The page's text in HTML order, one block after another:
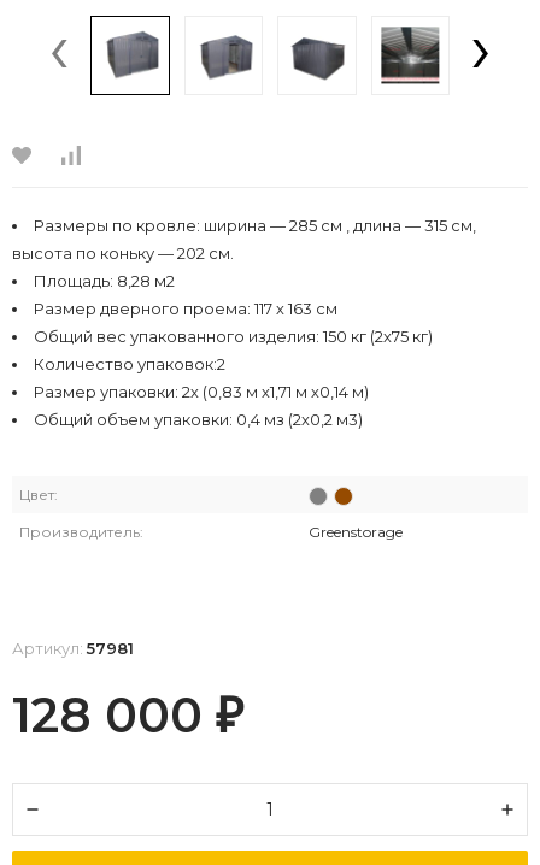
‹ ›
Размеры по кровле: ширина — 285 см , длина — 315 см,
высота по коньку — 202 см.
Площадь: 8,28 м2
Размер дверного проема: 117 х 163 см
Общий вес упакованного изделия: 150 кг (2х75 кг)
Количество упаковок:2
Размер упаковки: 2х (0,83 м х1,71 м х0,14 м)
Общий объем упаковки: 0,4 мз (2х0,2 м3)
Цвет:
Производитель: Greenstorage
Артикул: 57981
128 000 ₽